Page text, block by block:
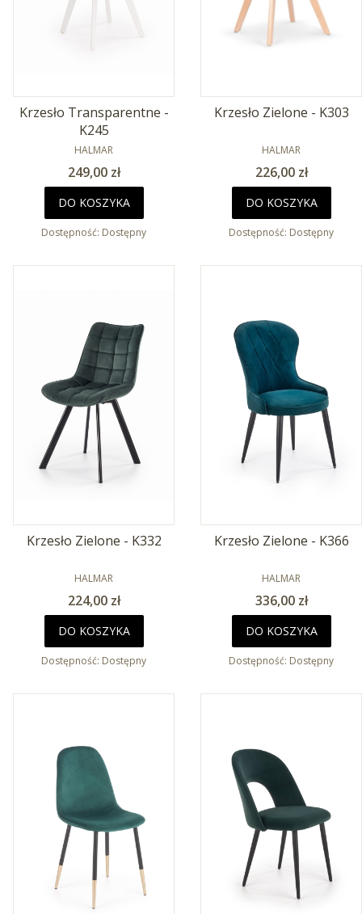
Krzesło Transparentne -
K245
PRODUCENT
HALMAR
Cena
249,00 zł
DO KOSZYKA
Dostępność: Dostępny
Krzesło Zielone - K303
PRODUCENT
HALMAR
Cena
226,00 zł
DO KOSZYKA
Dostępność: Dostępny
Krzesło Zielone - K332
PRODUCENT
HALMAR
Cena
224,00 zł
DO KOSZYKA
Dostępność: Dostępny
Krzesło Zielone - K366
PRODUCENT
HALMAR
Cena
336,00 zł
DO KOSZYKA
Dostępność: Dostępny